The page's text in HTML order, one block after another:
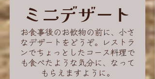
ミニデザート
お食事後のお飲物の前に、小さ
なデザートをどうぞ。レストラ
ンでちょっとしたコース料理で
も食べたような気分に、なって
もらえますように。